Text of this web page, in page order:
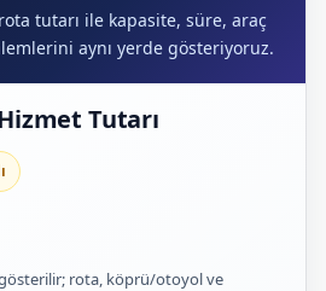
tutarı ile kapasite, süre, araç
aynı yerde gösteriyoruz.
Tutarı
gösterilir; rota, köprü/otoyol ve